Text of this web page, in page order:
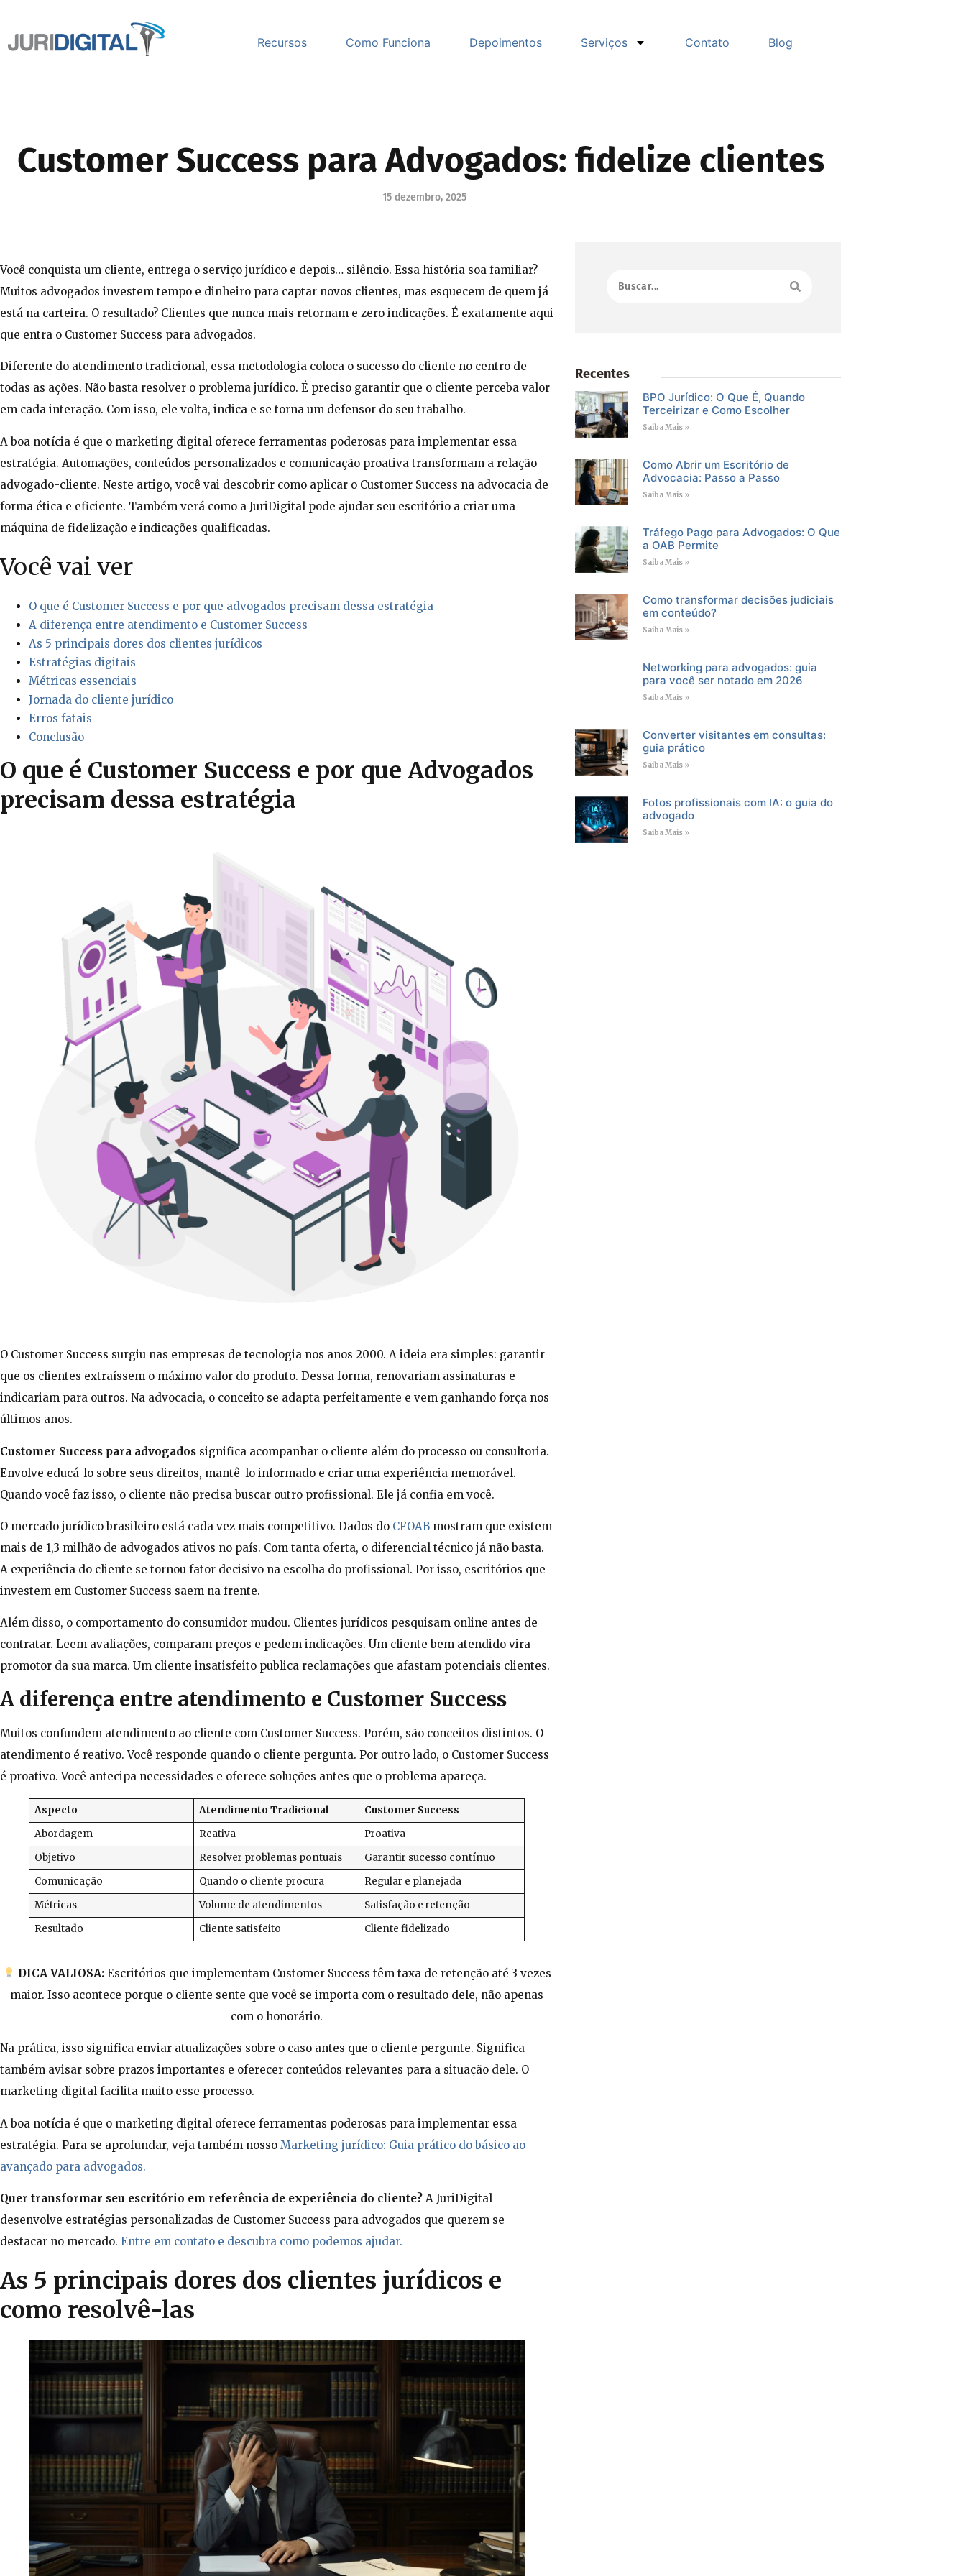
Recursos Como Funciona Depoimentos Serviços Contato Blog
Customer Success para Advogados: fidelize clientes
15 dezembro, 2025
Você conquista um cliente, entrega o serviço jurídico e depois… silêncio. Essa história soa familiar?
Muitos advogados investem tempo e dinheiro para captar novos clientes, mas esquecem de quem já
está na carteira. O resultado? Clientes que nunca mais retornam e zero indicações. É exatamente aqui
que entra o Customer Success para advogados.
Diferente do atendimento tradicional, essa metodologia coloca o sucesso do cliente no centro de
todas as ações. Não basta resolver o problema jurídico. É preciso garantir que o cliente perceba valor
em cada interação. Com isso, ele volta, indica e se torna um defensor do seu trabalho.
A boa notícia é que o marketing digital oferece ferramentas poderosas para implementar essa
estratégia. Automações, conteúdos personalizados e comunicação proativa transformam a relação
advogado-cliente. Neste artigo, você vai descobrir como aplicar o Customer Success na advocacia de
forma ética e eficiente. Também verá como a JuriDigital pode ajudar seu escritório a criar uma
máquina de fidelização e indicações qualificadas.
Você vai ver
O que é Customer Success e por que advogados precisam dessa estratégia
A diferença entre atendimento e Customer Success
As 5 principais dores dos clientes jurídicos
Estratégias digitais
Métricas essenciais
Jornada do cliente jurídico
Erros fatais
Conclusão
O que é Customer Success e por que Advogados
precisam dessa estratégia
O Customer Success surgiu nas empresas de tecnologia nos anos 2000. A ideia era simples: garantir
que os clientes extraíssem o máximo valor do produto. Dessa forma, renovariam assinaturas e
indicariam para outros. Na advocacia, o conceito se adapta perfeitamente e vem ganhando força nos
últimos anos.
Customer Success para advogados significa acompanhar o cliente além do processo ou consultoria.
Envolve educá-lo sobre seus direitos, mantê-lo informado e criar uma experiência memorável.
Quando você faz isso, o cliente não precisa buscar outro profissional. Ele já confia em você.
O mercado jurídico brasileiro está cada vez mais competitivo. Dados do CFOAB mostram que existem
mais de 1,3 milhão de advogados ativos no país. Com tanta oferta, o diferencial técnico já não basta.
A experiência do cliente se tornou fator decisivo na escolha do profissional. Por isso, escritórios que
investem em Customer Success saem na frente.
Além disso, o comportamento do consumidor mudou. Clientes jurídicos pesquisam online antes de
contratar. Leem avaliações, comparam preços e pedem indicações. Um cliente bem atendido vira
promotor da sua marca. Um cliente insatisfeito publica reclamações que afastam potenciais clientes.
A diferença entre atendimento e Customer Success
Muitos confundem atendimento ao cliente com Customer Success. Porém, são conceitos distintos. O
atendimento é reativo. Você responde quando o cliente pergunta. Por outro lado, o Customer Success
é proativo. Você antecipa necessidades e oferece soluções antes que o problema apareça.
Aspecto Atendimento Tradicional
Customer Success
Abordagem
Reativa
Proativa
Objetivo
Resolver problemas pontuais
Garantir sucesso contínuo
Comunicação
Quando o cliente procura
Regular e planejada
Métricas
Volume de atendimentos
Satisfação e retenção
Resultado
Cliente satisfeito Cliente fidelizado
DICA VALIOSA:Escritórios que implementam Customer Success têm taxa de retenção até 3 vezes
maior. Isso acontece porque o cliente sente que você se importa com o resultado dele, não apenas
com o honorário.
Na prática, isso significa enviar atualizações sobre o caso antes que o cliente pergunte. Significa
também avisar sobre prazos importantes e oferecer conteúdos relevantes para a situação dele. O
marketing digital facilita muito esse processo.
A boa notícia é que o marketing digital oferece ferramentas poderosas para implementar essa
estratégia. Para se aprofundar, veja também nosso Marketing jurídico: Guia prático do básico ao
avançado para advogados.
Quer transformar seu escritório em referência de experiência do cliente? A JuriDigital
desenvolve estratégias personalizadas de Customer Success para advogados que querem se
destacar no mercado. Entre em contato e descubra como podemos ajudar.
As 5 principais dores dos clientes jurídicos e
como resolvê-las
Recentes
BPO Jurídico: O Que É, Quando
Terceirizar e Como Escolher
Saiba Mais »
Como Abrir um Escritório de
Advocacia: Passo a Passo
Saiba Mais »
Tráfego Pago para Advogados: O Que
a OAB Permite
Saiba Mais »
Como transformar decisões judiciais
em conteúdo?
Saiba Mais »
Networking para advogados: guia
para você ser notado em 2026
Saiba Mais »
Converter visitantes em consultas:
guia prático
Saiba Mais »
Fotos profissionais com IA: o guia do
advogado
Saiba Mais »